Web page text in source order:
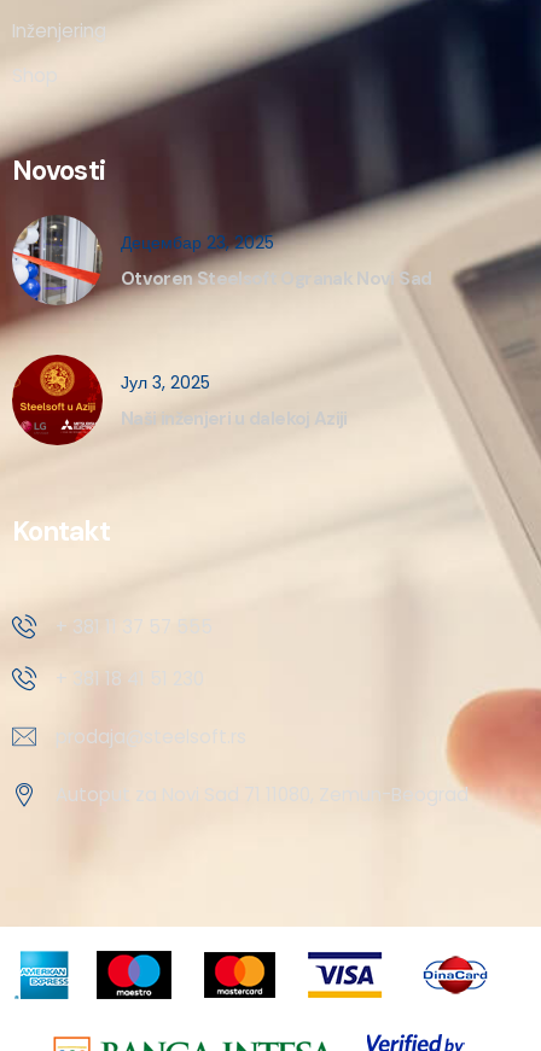
Inženjering
Shop
Novosti
Децембар 23, 2025
Otvoren Steelsoft Ogranak Novi Sad
Јул 3, 2025
Naši inženjeri u dalekoj Aziji
Kontakt
+ 381 11 37 57 555
+ 381 18 41 51 230
prodaja@steelsoft.rs
Autoput za Novi Sad 71 11080, Zemun-Beograd